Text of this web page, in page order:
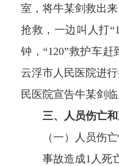
室，将牛某剑救出
抢救，一边叫人打
钟，“120”救护车赶
云浮市人民医院进
民医院宣告牛某剑临
三、人员伤亡
（一）人员伤亡
事故造成1人死亡